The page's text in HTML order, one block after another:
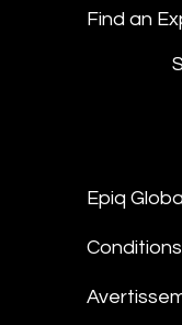
Find an
Epiq